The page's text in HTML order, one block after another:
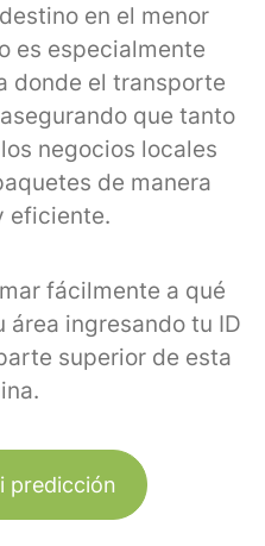
en el menor
es especialmente
donde el transporte
que tanto
negocios locales
de manera
eficiente.
fácilmente a qué
área ingresando tu ID
superior de esta
predicción